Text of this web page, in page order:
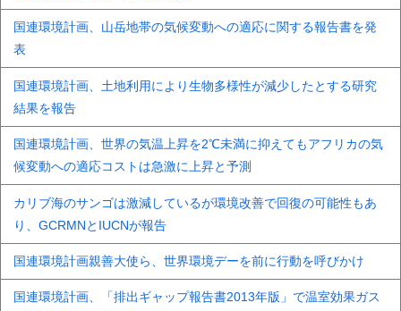
国連環境計画、山岳地帯の気候変動への適応に関する報告書を発
表
国連環境計画、土地利用により生物多様性が減少したとする研究
結果を報告
国連環境計画、世界の気温上昇を2℃未満に抑えてもアフリカの気
候変動への適応コストは急激に上昇と予測
カリブ海のサンゴは激減しているが環境改善で回復の可能性もあ
り、GCRMNとIUCNが報告
国連環境計画親善大使ら、世界環境デーを前に行動を呼びかけ
国連環境計画、「排出ギャップ報告書2013年版」で温室効果ガス